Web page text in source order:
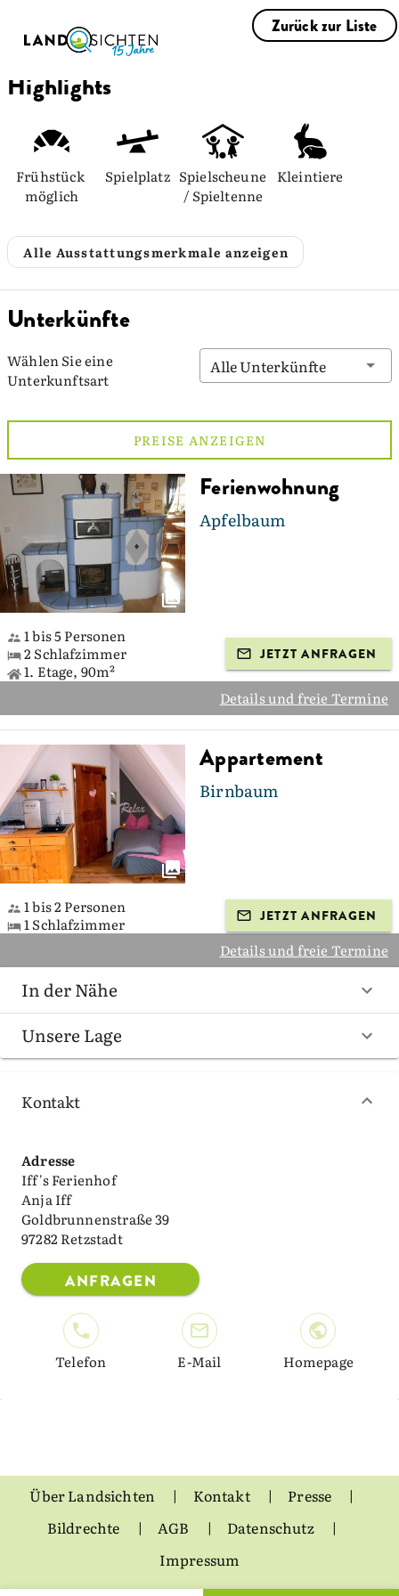
Zurück zur Liste
Highlights
Frühstück
möglich
Spielplatz Spielscheune
/ Spieltenne
Kleintiere
Alle Ausstattungsmerkmale anzeigen
Unterkünfte
Wählen Sie eine
Unterkunftsart
Alle Unterkünfte
PREISE ANZEIGEN
Ferienwohnung
Apfelbaum
1 bis 5 Personen
2 Schlafzimmer
1. Etage, 90m²
JETZT ANFRAGEN
Details und freie Termine
Appartement
Birnbaum
1 bis 2 Personen
1 Schlafzimmer
JETZT ANFRAGEN
Details und freie Termine
In der Nähe
Unsere Lage
Kontakt
Adresse
Iff's Ferienhof
Anja Iff
Goldbrunnenstraße 39
97282 Retzstadt
ANFRAGEN
Telefon E-Mail Homepage
Über Landsichten Kontakt
Presse
Bildrechte
AGB
Datenschutz
Impressum